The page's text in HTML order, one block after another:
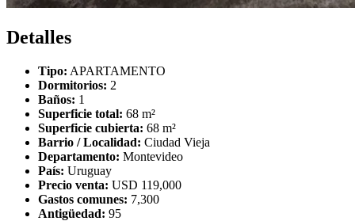
Detalles
Tipo: APARTAMENTO
Dormitorios: 2
Baños: 1
Superficie total: 68 m²
Superficie cubierta: 68 m²
Barrio / Localidad: Ciudad Vieja
Departamento: Montevideo
País: Uruguay
Precio venta: USD 119,000
Gastos comunes: 7,300
Antigüedad: 95